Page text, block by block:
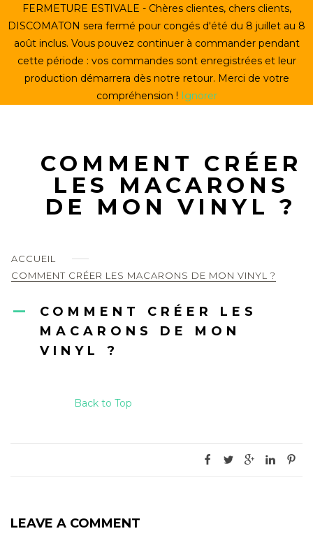
to
content
ACCUEIL
CRÉER UN VINYLE
LE STORE
ACCUEIL
COMMENT CRÉER LES MACARONS DE MON VINYL ?
COMMENT CRÉER
LES MACARONS
DE MON VINYL ?
A
COMMENT CRÉER LES
MACARONS DE MON
VINYL ?
Back to Top
LEAVE A COMMENT
FERMETURE ESTIVALE - Chères clientes, chers clients,
DISCOMATON sera fermé pour congés d'été du 8 juillet au 8
août inclus. Vous pouvez continuer à commander pendant
cette période : vos commandes sont enregistrées et leur
production démarrera dès notre retour. Merci de votre
compréhension ! Ignorer